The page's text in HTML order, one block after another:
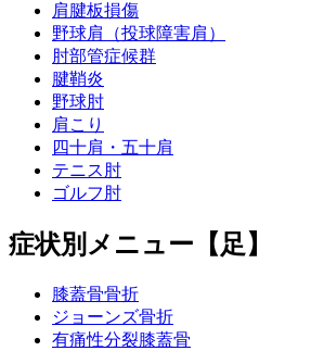
肩腱板損傷
野球肩（投球障害肩）
肘部管症候群
腱鞘炎
野球肘
肩こり
四十肩・五十肩
テニス肘
ゴルフ肘
症状別メニュー【足】
膝蓋骨骨折
ジョーンズ骨折
有痛性分裂膝蓋骨